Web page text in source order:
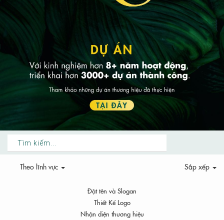
Theo lĩnh vực Sắp xếp
Đặt tên và Slogan
Thiết Kế Logo
Nhận diện thương hiệu